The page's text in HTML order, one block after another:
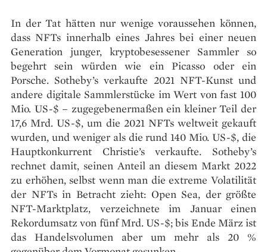
In der Tat hätten nur wenige voraussehen können,
dass NFTs innerhalb eines Jahres bei einer neuen
Generation junger, kryptobesessener Sammler so
begehrt sein würden wie ein Picasso oder ein
Porsche. Sotheby’s verkaufte 2021 NFT-Kunst und
andere digitale Sammlerstücke im Wert von fast 100
Mio. US-$ – zugegebenermaßen ein kleiner Teil der
17,6 Mrd. US-$, um die 2021 NFTs weltweit gekauft
wurden, und weniger als die rund 140 Mio. US-$, die
Hauptkonkurrent Christie’s verkaufte. Sotheby’s
rechnet damit, seinen Anteil an diesem Markt 2022
zu erhöhen, selbst wenn man die extreme Volatilität
der NFTs in Betracht zieht: Open Sea, der größte
NFT-Marktplatz, verzeichnete im Januar einen
Rekordumsatz von fünf Mrd. US-$; bis Ende März ist
das Handelsvolumen aber um mehr als 20 %